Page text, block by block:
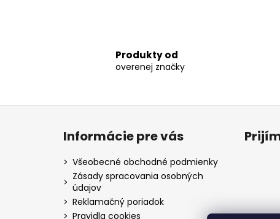
Produkty od
overenej značky
Z
Informácie pre vás
Všeobecné obchodné podmienky
Zásady spracovania osobných
údajov
Reklamačný poriadok
Pravidla cookies